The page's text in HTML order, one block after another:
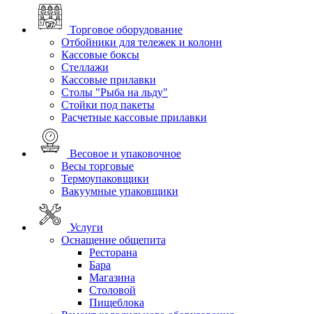
Торговое оборудование
Отбойники для тележек и колонн
Кассовые боксы
Стеллажи
Кассовые прилавки
Столы "Рыба на льду"
Стойки под пакеты
Расчетные кассовые прилавки
Весовое и упаковочное
Весы торговые
Термоупаковщики
Вакуумные упаковщики
Услуги
Оснащение общепита
Ресторана
Бара
Магазина
Столовой
Пищеблока